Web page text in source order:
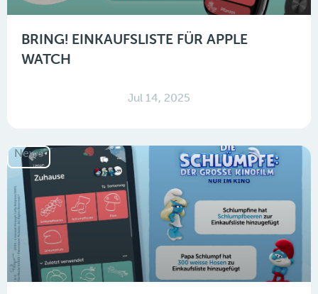
BRING! EINKAUFSLISTE FÜR APPLE
WATCH
Jul 14, 2025
News